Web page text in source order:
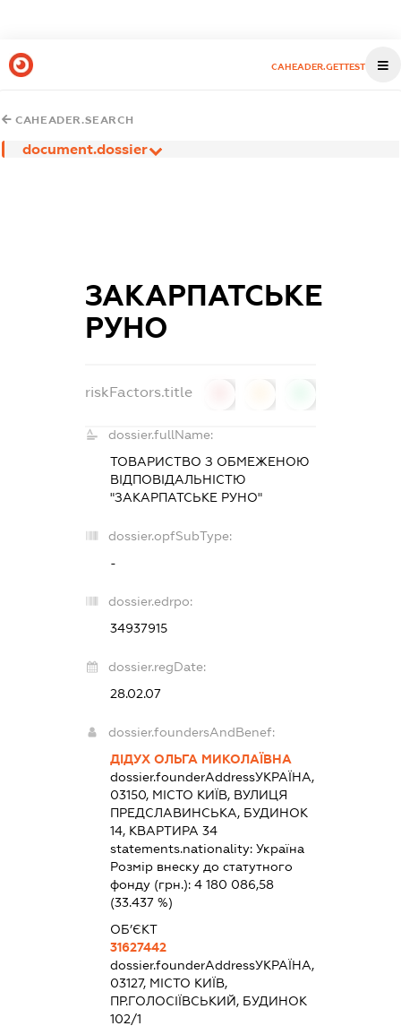
CAHEADER.GETTEST
CAHEADER.SEARCH
document.dossier
ЗАКАРПАТСЬКЕ
РУНО
riskFactors.title
dossier.fullName:
ТОВАРИСТВО З ОБМЕЖЕНОЮ
ВІДПОВІДАЛЬНІСТЮ
"ЗАКАРПАТСЬКЕ РУНО"
dossier.opfSubType:
-
dossier.edrpo:
34937915
dossier.regDate:
28.02.07
dossier.foundersAndBenef:
ДІДУХ ОЛЬГА МИКОЛАЇВНА
dossier.founderAddressУКРАЇНА,
03150, МІСТО КИЇВ, ВУЛИЦЯ
ПРЕДСЛАВИНСЬКА, БУДИНОК
14, КВАРТИРА 34
statements.nationality: Україна
Розмір внеску до статутного
фонду (грн.): 4 180 086,58
(33.437 %)
ОБ’ЄКТ
31627442
dossier.founderAddressУКРАЇНА,
03127, МІСТО КИЇВ,
ПР.ГОЛОСІЇВСЬКИЙ, БУДИНОК
102/1